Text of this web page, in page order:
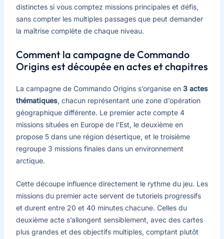
distinctes si vous comptez missions principales et défis,
sans compter les multiples passages que peut demander
la maîtrise complète de chaque niveau.
Comment la campagne de Commando
Origins est découpée en actes et chapitres
La campagne de Commando Origins s’organise en 3 actes
thématiques, chacun représentant une zone d’opération
géographique différente. Le premier acte compte 4
missions situées en Europe de l’Est, le deuxième en
propose 5 dans une région désertique, et le troisième
regroupe 3 missions finales dans un environnement
arctique.
Cette découpe influence directement le rythme du jeu. Les
missions du premier acte servent de tutoriels progressifs
et durent entre 20 et 40 minutes chacune. Celles du
deuxième acte s’allongent sensiblement, avec des cartes
plus grandes et des objectifs multiples, comptant plutôt